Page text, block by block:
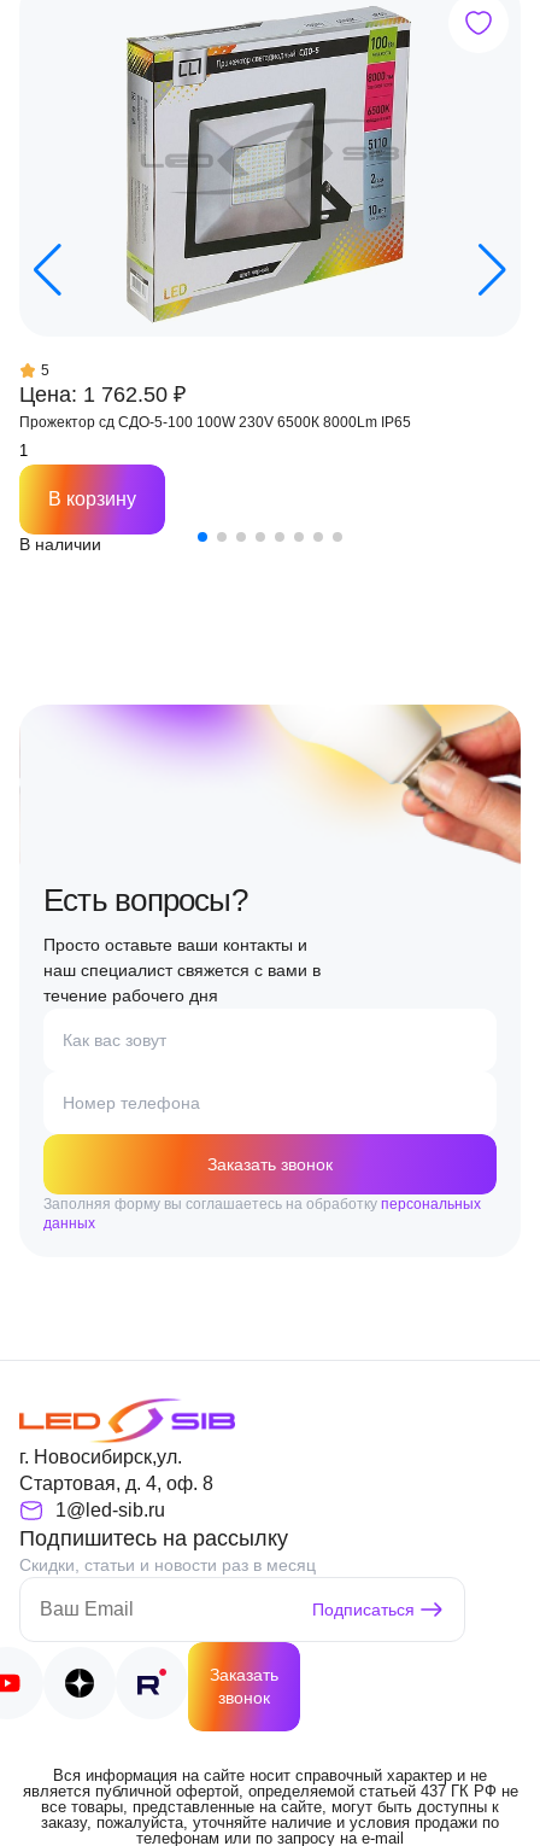
Цена: 1 762.50 ₽
5
Прожектор сд СДО-5-100 100W 230V 6500К 8000Lm IP65
В наличии
В корзину
Есть вопросы?
Просто оставьте ваши контакты и
наш специалист свяжется с вами в
течение рабочего дня
Как вас зовут
Номер телефона
Заказать звонок
Заполняя форму вы соглашаетесь на обработку персональных
данных
г. Новосибирск,ул.
Стартовая, д. 4, оф. 8
1@led-sib.ru
Подпишитесь на рассылку
Скидки, статьи и новости раз в месяц
Подписаться
Заказать
звонок
Вся информация на сайте носит справочный характер и не
является публичной офертой, определяемой статьей 437 ГК РФ не
все товары, представленные на сайте, могут быть доступны к
заказу, пожалуйста, уточняйте наличие и условия продажи по
телефонам или по запросу на e-mail